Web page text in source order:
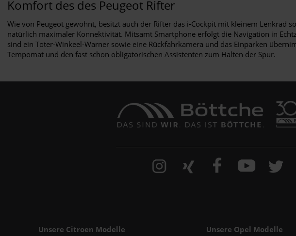
Komfort des des Peugeot Rifter
Wie von Peugeot gewohnt, besitzt auch der Rifter das i-Cockpit mit kleinem
natürlich maximaler Konnektivität. Mitsamt Smartphone erfolgt die Navigation in
sind ein Toter-Winkeel-Warner sowie eine Rückfahrkamera und das Einparken
Tempomat und den fast schon obligatorischen Assistenten zum Halten der Spur.
Unsere Citroen Modelle Unsere Opel Modelle